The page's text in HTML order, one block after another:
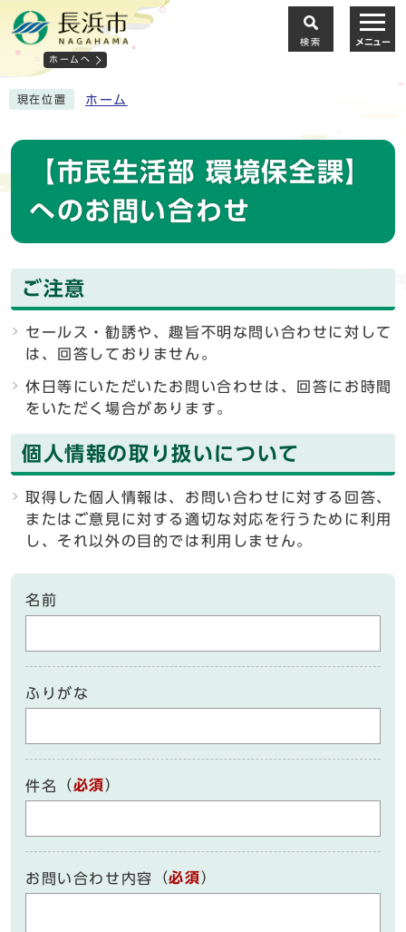
ホームへ
検索 メニュー
現在位置 ホーム
【市民生活部 環境保全課】
へのお問い合わせ
ご注意
セールス・勧誘や、趣旨不明な問い合わせに対して
は、回答しておりません。
休日等にいただいたお問い合わせは、回答にお時間
をいただく場合があります。
個人情報の取り扱いについて
取得した個人情報は、お問い合わせに対する回答、
またはご意見に対する適切な対応を行うために利用
し、それ以外の目的では利用しません。
名前
ふりがな
件名 （必須）
お問い合わせ内容 （必須）